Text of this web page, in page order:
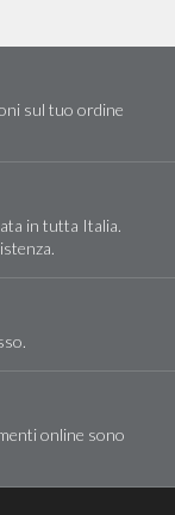
sul tuo ordine
in tutta Italia.
online sono